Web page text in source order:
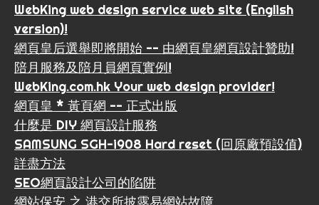
WebKing web design service web site (English
version)!
網頁皇后選舉即將開始 -- 由網頁皇網頁設計贊助!
陪月服務及陪月員網頁實例!
WebKing.com.hk Your web design provider!
網頁皇 * 黃頁網 -- 正式出版
什麼是 DIY 網頁設計服務
SAMSUNG SGH-i908 Hard reset (回原廠預設值)
詳盡方法
SEO網頁設計公司的陷阱